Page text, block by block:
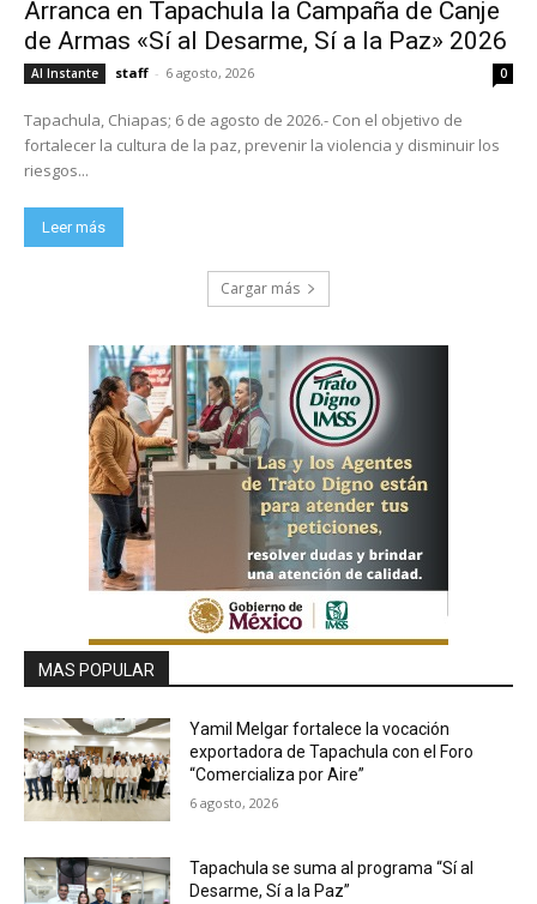
Arranca en Tapachula la Campaña de Canje
de Armas «Sí al Desarme, Sí a la Paz» 2026
Al Instante staff - 6 agosto, 2026 0
Tapachula, Chiapas; 6 de agosto de 2026.- Con el objetivo de
fortalecer la cultura de la paz, prevenir la violencia y disminuir los
riesgos...
Leer más
Cargar más
MAS POPULAR
Yamil Melgar fortalece la vocación
exportadora de Tapachula con el Foro
“Comercializa por Aire”
6 agosto, 2026
Tapachula se suma al programa “Sí al
Desarme, Sí a la Paz”